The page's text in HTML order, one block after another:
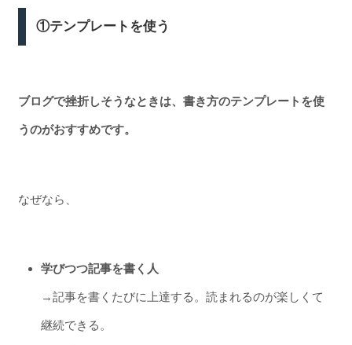
①テンプレートを使う
ブログで挫折しそうなときは、書き方のテンプレートを使
うのがおすすめです。
なぜなら、
学びつつ記事を書く人
→記事を書くたびに上達する。読まれるのが楽しくて
継続できる。